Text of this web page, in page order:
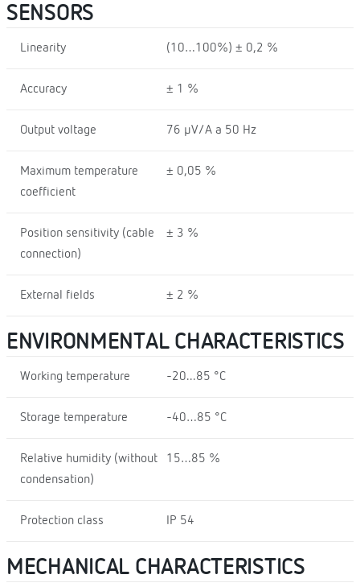
SENSORS
Linearity (10…100%) ± 0,2 %
Accuracy ± 1 %
Output voltage 76 µV/A a 50 Hz
Maximum temperature
coefficient
± 0,05 %
Position sensitivity (cable
connection)
± 3 %
External fields ± 2 %
ENVIRONMENTAL CHARACTERISTICS
Working temperature -20...85 °C
Storage temperature -40…85 °C
Relative humidity (without
condensation)
15…85 %
Protection class IP 54
MECHANICAL CHARACTERISTICS